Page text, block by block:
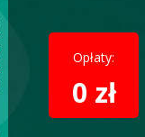
Opłaty:
0 zł